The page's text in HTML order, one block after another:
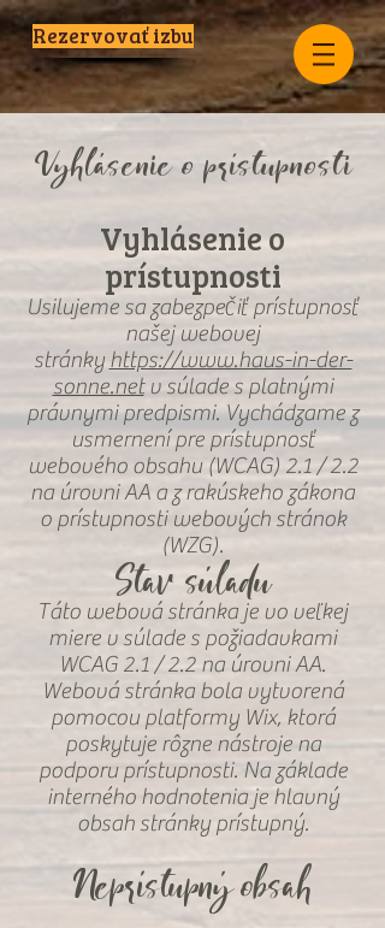
Rezervovať izbu
Vyhlásenie o prístupnosti
Vyhlásenie o
prístupnosti
Usilujeme sa zabezpečiť prístupnosť
našej webovej
stránkyhttps://www.haus-in-der-
sonne.netv súlade s platnými
právnymi predpismi. Vychádzame z
usmernení pre prístupnosť
webového obsahu (WCAG) 2.1 / 2.2
na úrovni AA a z rakúskeho zákona
o prístupnosti webových stránok
(WZG).
Stav súladu
Táto webová stránka je vo veľkej
miere v súlade s požiadavkami
WCAG 2.1 / 2.2 na úrovni AA.
Webová stránka bola vytvorená
pomocou platformy Wix, ktorá
poskytuje rôzne nástroje na
podporu prístupnosti. Na základe
interného hodnotenia je hlavný
obsah stránky prístupný.
Neprístupný obsah